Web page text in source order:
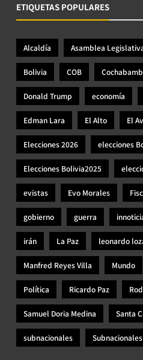
ETIQUETAS POPULARES
Alcaldía Asamblea
Bolivia COB
Donald Trump economía
Edman Lara El Alto El
Elecciones 2026 elecciones
Elecciones Bolivia2025
evistas Evo Morales
gobierno guerra
irán La Paz leonardo
Manfred Reyes Villa Mundo
Política Ricardo Paz
Samuel Doria Medina Santa
subnacionales